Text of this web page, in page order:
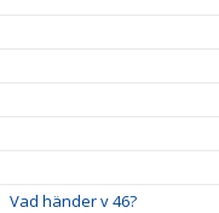
Vad händer v 46?